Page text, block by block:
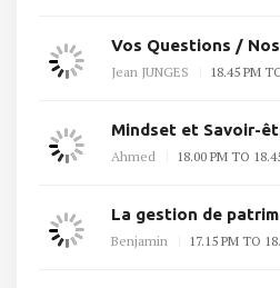
Vos Questions /
Jean JUNGES 18.45 PM
Mindset et Savoir-
Ahmed 18.00 PM TO
La gestion de
Benjamin 17.15 PM TO